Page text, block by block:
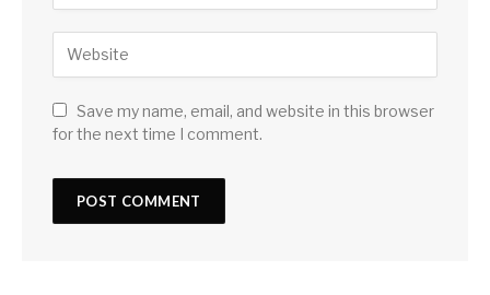
Save my name, email, and website in this browser
for the next time I comment.